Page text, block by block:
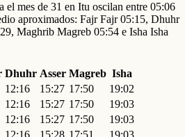
el mes de 31 en Itu oscilan entre 05:06
aproximados: Fajr Fajr 05:15, Dhuhr
Maghrib Magreb 05:54 e Isha Isha
Dhuhr Asser Magreb Isha
12:16 15:27 17:50
19:02
12:16 15:27 17:50
19:03
12:16 15:27 17:50
19:03